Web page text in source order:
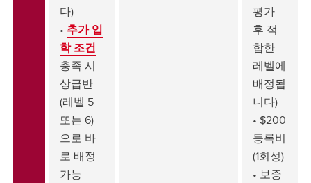
다)
• 추가 입
학 조건
충족 시
상급반
(레벨 5
또는 6)
으로 바
로 배정
가능
평가
후 적
합한
레벨에
배정됩
니다)
• $200
등록비
(1회성)
• 보증